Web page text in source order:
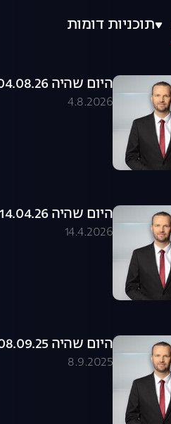
תוכניות דומות
היום שהיה 04.08.26 - התכנית המלאה
4.8.2026
היום שהיה 14.04.26 - התכנית המלאה
14.4.2026
היום שהיה 08.09.25 - התכנית המלאה
8.9.2025